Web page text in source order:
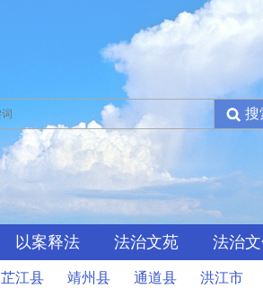
以案释法 法治文苑 法治
芷江县 靖州县 通道县 洪江市